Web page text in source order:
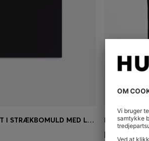
PYJAMAS-T-SHIRT I STRÆKBOMULD MED LOGOPRINT
kr 399,00